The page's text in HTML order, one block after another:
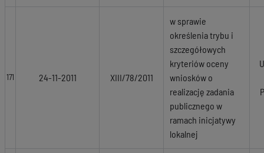
171 24-11-2011 XIII/78/2011
w sprawie
określenia trybu i
szczegółowych
kryteriów oceny
wniosków o
realizację zadania
publicznego w
ramach inicjatywy
lokalnej